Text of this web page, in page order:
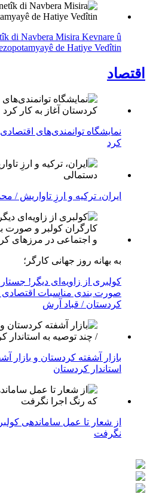
di Navbera Misira Kevnare û
de Hatiye Vedîtin
اقتصاد
نمایشگاه توانمندی‌های
کرد
ایران، ترکیه و ارزِ تاواریش /
به بهانه روز جهانی کارگر؛
کولبری از زاویه‌ای دیگر!
صورت بندی مناسبات اقتصادی
کردستان / قباد آرش
بازار آشفته کردستان و بازار
استاندار کردستان
از شعار تا عمل ساماندهی
نگرفت